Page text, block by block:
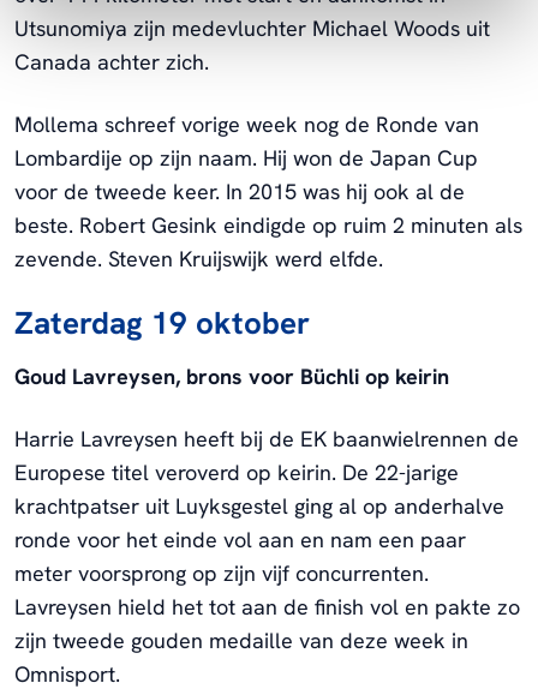
Utsunomiya zijn medevluchter Michael Woods uit
Canada achter zich.
Mollema schreef vorige week nog de Ronde van
Lombardije op zijn naam. Hij won de Japan Cup
voor de tweede keer. In 2015 was hij ook al de
beste. Robert Gesink eindigde op ruim 2 minuten als
zevende. Steven Kruijswijk werd elfde.
Zaterdag 19 oktober
Goud Lavreysen, brons voor Büchli op keirin
Harrie Lavreysen heeft bij de EK baanwielrennen de
Europese titel veroverd op keirin. De 22-jarige
krachtpatser uit Luyksgestel ging al op anderhalve
ronde voor het einde vol aan en nam een paar
meter voorsprong op zijn vijf concurrenten.
Lavreysen hield het tot aan de finish vol en pakte zo
zijn tweede gouden medaille van deze week in
Omnisport.